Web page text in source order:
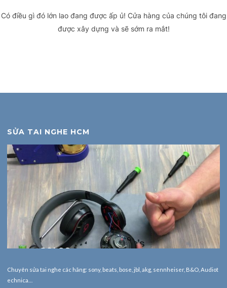
Có điều gì đó lớn lao đang được ấp ủ! Cửa hàng của chúng tôi đang
được xây dựng và sẽ sớm ra mắt!
SỬA TAI NGHE HCM
Chuyên sửa tai nghe các hãng: sony, beats, bose, jbl, akg, sennheiser, B&O, Audiot
echnica…